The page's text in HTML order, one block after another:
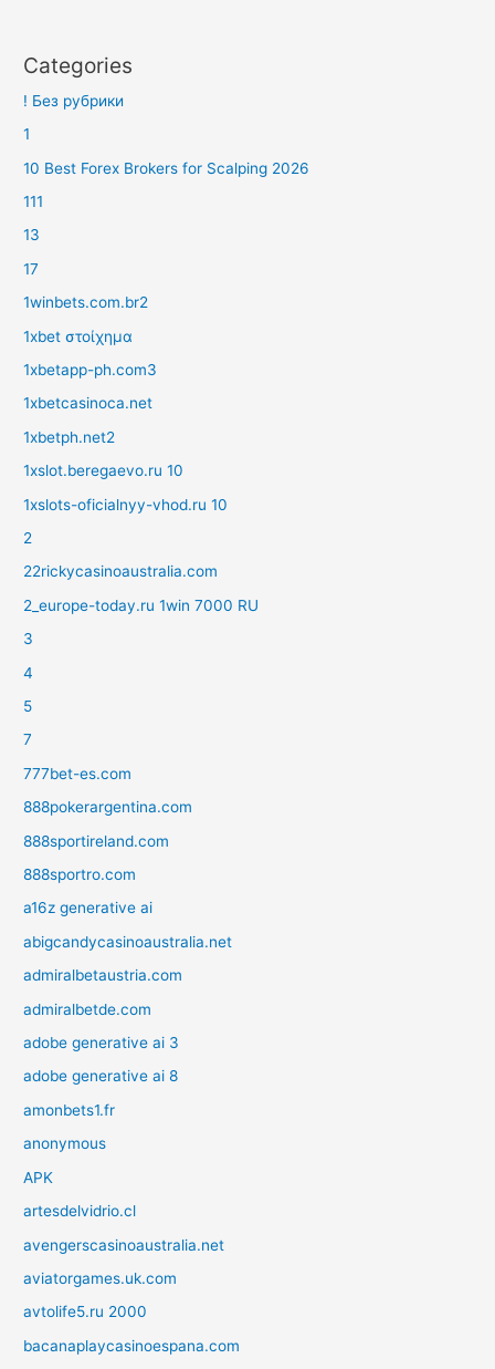
Categories
! Без рубрики
1
10 Best Forex Brokers for Scalping 2026
111
13
17
1winbets.com.br2
1xbet στοίχημα
1xbetapp-ph.com3
1xbetcasinoca.net
1xbetph.net2
1xslot.beregaevo.ru 10
1xslots-oficialnyy-vhod.ru 10
2
22rickycasinoaustralia.com
2_europe-today.ru 1win 7000 RU
3
4
5
7
777bet-es.com
888pokerargentina.com
888sportireland.com
888sportro.com
a16z generative ai
abigcandycasinoaustralia.net
admiralbetaustria.com
admiralbetde.com
adobe generative ai 3
adobe generative ai 8
amonbets1.fr
anonymous
APK
artesdelvidrio.cl
avengerscasinoaustralia.net
aviatorgames.uk.com
avtolife5.ru 2000
bacanaplaycasinoespana.com